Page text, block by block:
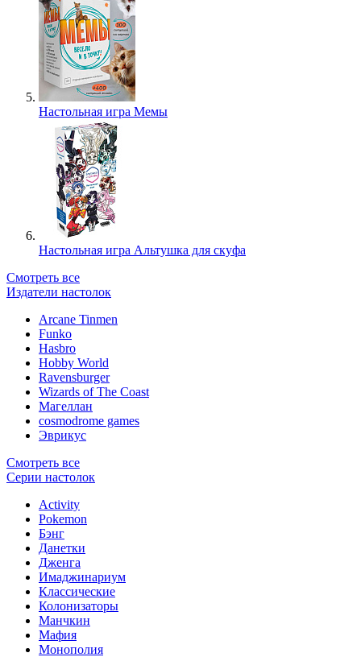
Настольная игра Мемы
Настольная игра Альтушка для скуфа
Смотреть все
Издатели настолок
Arcane Tinmen
Funko
Hasbro
Hobby World
Ravensburger
Wizards of The Coast
Магеллан
сosmodrome games
Эврикус
Смотреть все
Серии настолок
Activity
Pokemon
Бэнг
Данетки
Дженга
Имаджинариум
Классические
Колонизаторы
Манчкин
Мафия
Монополия